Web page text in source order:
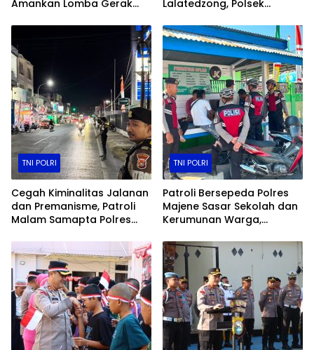
Amankan Lomba Gerak
di Kota Benteng
Lalatedzong, Polsek
Padamkan Api
TNI POLRI
Cegah Kiminalitas Jalanan
dan Premanisme, Patroli
Malam Samapta Polres
TNI POLRI
Patroli Bersepeda Polres
Majene Sasar Sekolah dan
Kerumunan Warga,